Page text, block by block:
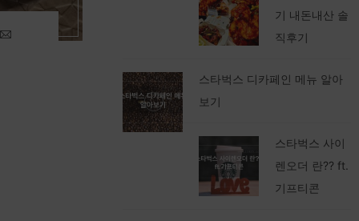
기 내돈내산 솔
직후기
스타벅스 디카페인 메뉴 알아
보기
스타벅스 사이
렌오더 란?? ft.
기프티콘